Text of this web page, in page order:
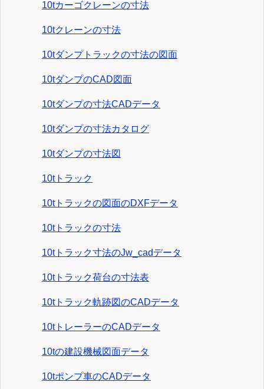
10tカーゴクレーンの寸法
10tクレーンの寸法
10tダンプトラックの寸法の図面
10tダンプのCAD図面
10tダンプの寸法CADデータ
10tダンプの寸法カタログ
10tダンプの寸法図
10tトラック
10tトラックの図面のDXFデータ
10tトラックの寸法
10tトラック寸法のJw_cadデータ
10tトラック荷台の寸法表
10tトラック軌跡図のCADデータ
10tトレーラーのCADデータ
10tの建設機械図面データ
10tポンプ車のCADデータ